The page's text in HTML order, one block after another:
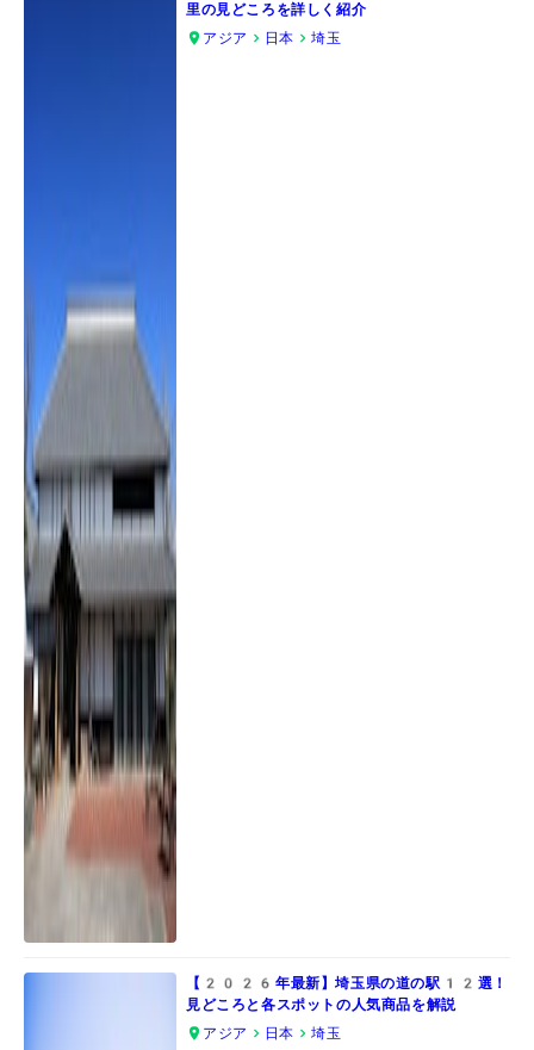
里の見どころを詳しく紹介
アジア
日本 埼玉
【2026年最新】埼玉県の道の駅12選！
見どころと各スポットの人気商品を解説
アジア
日本 埼玉